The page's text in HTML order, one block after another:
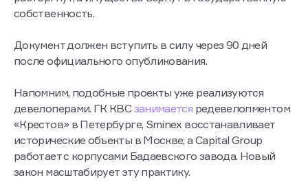
собственность.
Документ должен вступить в силу через 90 дней
после официального опубликования.
Напомним, подобные проекты уже реализуются
девелоперами. ГК КВСзанимается редевелопментом
«Крестов» в Петербурге, Sminex восстанавливает
исторические объекты в Москве, а Capital Group
работает с корпусами Бадаевского завода. Новый
закон масштабирует эту практику.